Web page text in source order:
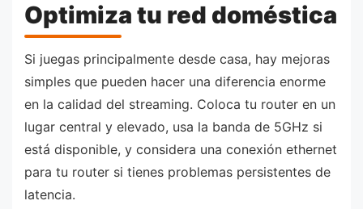
Optimiza tu red doméstica
Si juegas principalmente desde casa, hay mejoras
simples que pueden hacer una diferencia enorme
en la calidad del streaming. Coloca tu router en un
lugar central y elevado, usa la banda de 5GHz si
está disponible, y considera una conexión ethernet
para tu router si tienes problemas persistentes de
latencia.